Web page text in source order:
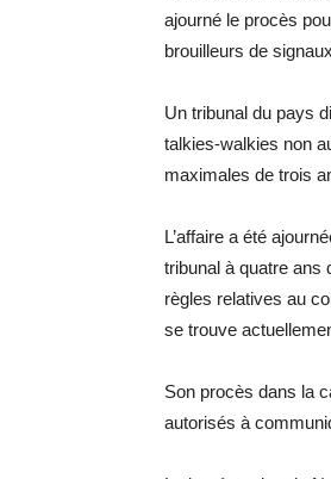
ajourné le procès
brouilleurs de
Un tribunal du pays
talkies-walkies non
maximales de trois
L’affaire a été
tribunal à quatre ans
règles relatives au
se trouve
Son procès dans la
autorisés à